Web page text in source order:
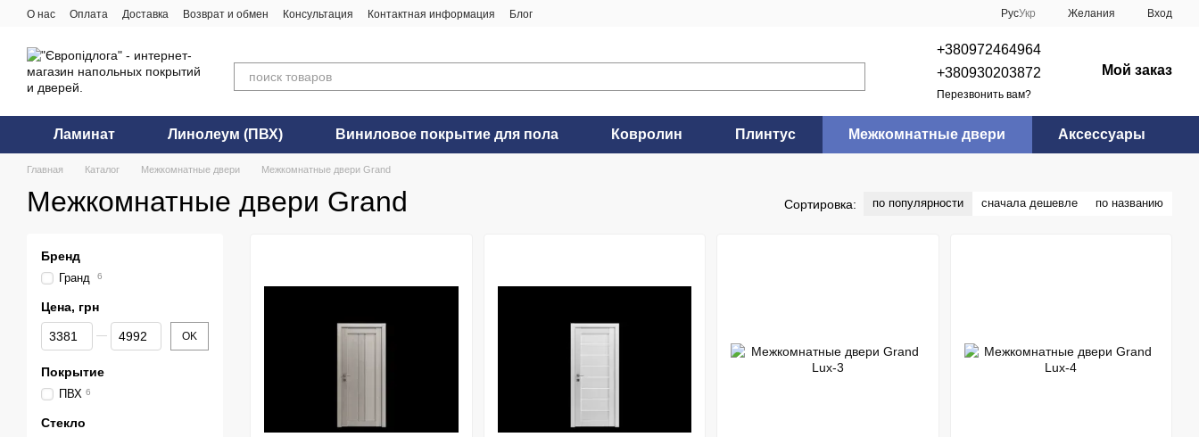
Перейти к основному контенту
О нас Оплата Доставка Возврат и обмен Консультация Контактная информация Блог РусУкр Желания Вход
+380972464964
+380930203872
Перезвонить вам?
Мой заказ
Ламинат Линолеум (ПВХ) Виниловое покрытие для пола Ковролин Плинтус Межкомнатные двери Аксессуары
Главная Каталог Межкомнатные двери Межкомнатные двери Grand
Межкомнатные двери Grand Сортировка: по популярности сначала дешевле по названию
Бренд
Гранд 6
Цена, грн
От Цена, грн
До Цена, грн OK
Покрытие
ПВХ 6
Стекло